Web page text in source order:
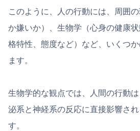
このように、人の行動には、周囲
か嫌いか）、生物学（心身の健康
格特性、態度など）など、いくつ
ます。
生物学的な観点では、人間の行動
泌系と神経系の反応に直接影響さ
す。